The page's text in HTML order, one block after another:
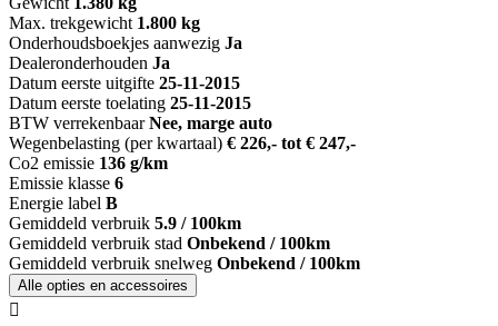
Max. trekgewicht 1.800 kg
Onderhoudsboekjes aanwezig Ja
Dealeronderhouden Ja
Datum eerste uitgifte 25-11-2015
Datum eerste toelating 25-11-2015
BTW verrekenbaar Nee, marge auto
Wegenbelasting (per kwartaal) € 226,- tot € 247,-
Co2 emissie 136 g/km
Emissie klasse 6
Energie label B
Gemiddeld verbruik 5.9 / 100km
Gemiddeld verbruik stad Onbekend / 100km
Gemiddeld verbruik snelweg Onbekend / 100km
Alle opties en accessoires